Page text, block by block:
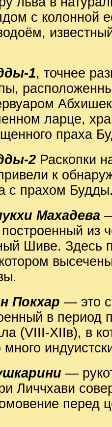
с колонной
1, точнее
ларце,
праха
2 Раскопки
к
с прахом
Махадева—
из
Шиве. Здесь
Покхар — это
в период
(VIII-XIIв), в
много
—
Личчхави
перед